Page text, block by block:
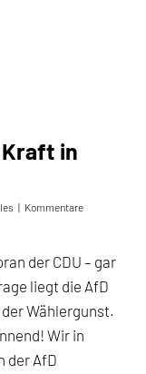
in
| Kommentare
der CDU – gar
liegt die AfD
Wählergunst.
Wir in
der AfD